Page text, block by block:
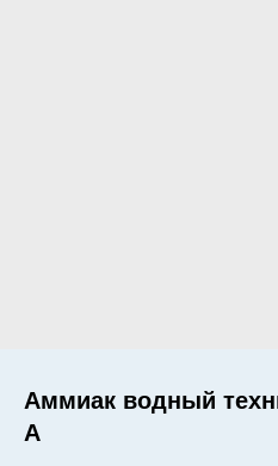
Аммиак водный
А